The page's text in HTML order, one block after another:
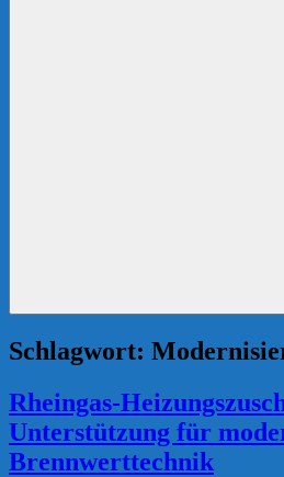
Schlagwort:
Rheingas-
Unterstützung für
Brennwerttechnik